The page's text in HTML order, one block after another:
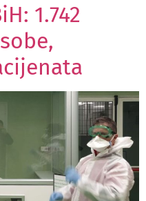
1.742